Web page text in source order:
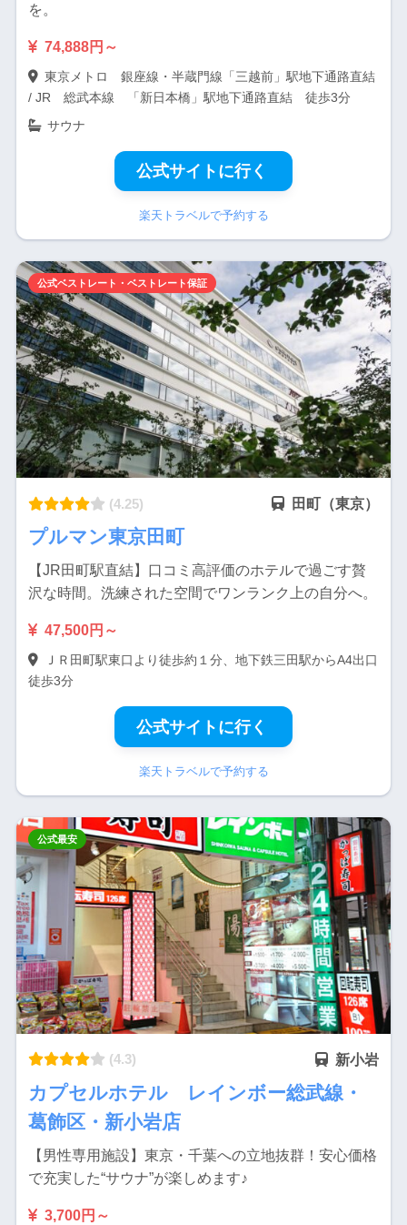
を。
74,888円～
東京メトロ 銀座線・半蔵門線「三越前」駅地下通路直結
/ JR 総武本線 「新日本橋」駅地下通路直結 徒歩3分
サウナ
公式サイトに行く
楽天トラベルで予約する
(4.25) 田町（東京）
プルマン東京田町
【JR田町駅直結】口コミ高評価のホテルで過ごす贅
沢な時間。洗練された空間でワンランク上の自分へ。
47,500円～
ＪＲ田町駅東口より徒歩約１分、地下鉄三田駅からA4出口
徒歩3分
公式サイトに行く
楽天トラベルで予約する
公式ベストレート・ベストレート保証
(4.3) 新小岩
カプセルホテル レインボー総武線・
葛飾区・新小岩店
【男性専用施設】東京・千葉への立地抜群！安心価格
で充実した“サウナ”が楽しめます♪
3,700円～
公式最安